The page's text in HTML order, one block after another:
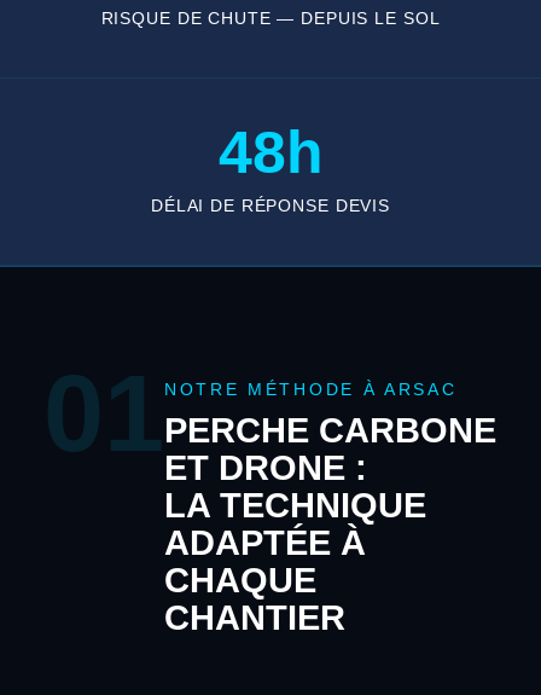
RISQUE DE CHUTE — DEPUIS LE SOL
48h
DÉLAI DE RÉPONSE DEVIS
01 NOTRE MÉTHODE À ARSAC
PERCHE CARBONE
ET DRONE :
LA TECHNIQUE
ADAPTÉE À
CHAQUE
CHANTIER